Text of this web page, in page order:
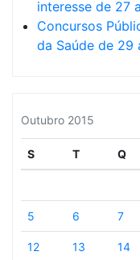
interesse de 27
Concursos
da Saúde de 29
Outubro 2015
S T Q
5 6 7
12 13 14